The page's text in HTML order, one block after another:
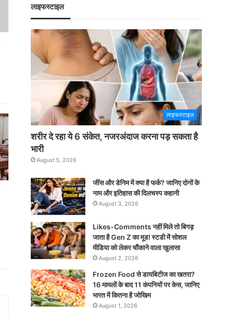
लाइफस्टाइल
लाइफस्टाइल
शरीर दे रहा ये 6 संकेत, नजरअंदाज करना पड़ सकता है
भारी
August 5, 2026
जींस और डेनिम में क्या है फर्क? जानिए दोनों के
नाम और इतिहास की दिलचस्प कहानी
August 3, 2026
Likes-Comments नहीं मिले तो बिगड़
जाता है Gen Z का मूड! स्टडी में सोशल
मीडिया को लेकर चौंकाने वाला खुलासा
August 2, 2026
Frozen Food से डायबिटीज का खतरा?
16 मामलों के बाद 11 कंपनियों पर केस, जानिए
भारत में कितना है जोखिम
August 1, 2026